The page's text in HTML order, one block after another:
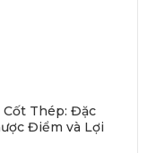
Cốt Thép: Đặc
Điểm và Lợi